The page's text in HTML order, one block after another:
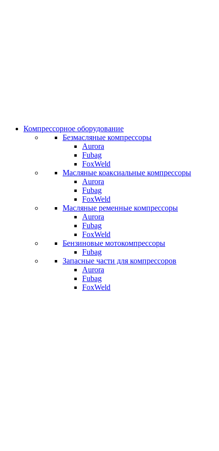
Компрессорное оборудование
Безмасляные компрессоры
Aurora
Fubag
FoxWeld
Масляные коаксиальные компрессоры
Aurora
Fubag
FoxWeld
Масляные ременные компрессоры
Aurora
Fubag
FoxWeld
Бензиновые мотокомпрессоры
Fubag
Запасные части для компрессоров
Aurora
Fubag
FoxWeld